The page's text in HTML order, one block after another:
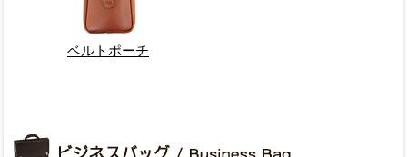
ベルトポーチ